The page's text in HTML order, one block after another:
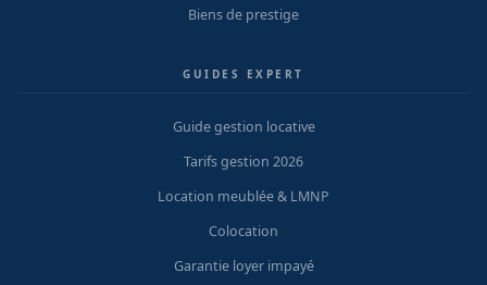
Biens de prestige
GUIDES EXPERT
Guide gestion locative
Tarifs gestion 2026
Location meublée & LMNP
Colocation
Garantie loyer impayé